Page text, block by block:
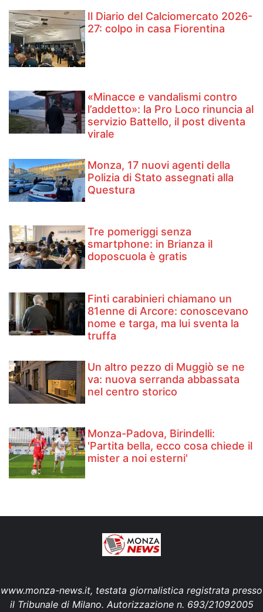
Il Diario del Calciomercato 2026-
27: colpo in casa Fiorentina
«Minacce e vandalismi contro
l’addetto»: la Pro Loco rinuncia al
servizio Battello, il post diventa
virale
Monza, 17 nuovi agenti della
Polizia di Stato assegnati alla
Questura
Tre pomeriggi senza
smartphone: in Brianza il
doposcuola è gratis
Finti carabinieri chiamano un
81enne di Arcore: conoscevano
nome e targa, ma lui sventa la
truffa
Un altro pezzo di Muggiò se ne
va: nuova serranda abbassata
nel centro storico
Monza-Padova, Birindelli:
'Partita bella, ecco cosa chiede il
mister a noi esterni'
www.monza-news.it, testata giornalistica registrata presso
il Tribunale di Milano. Autorizzazione n. 693/21092005